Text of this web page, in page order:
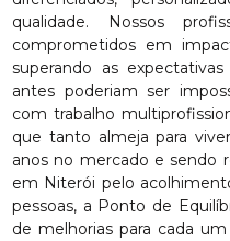
qualidade. Nossos
comprometidos em
superando as
antes poderiam ser
com trabalho
que tanto almeja para
anos no mercado e sendo
em Niterói pelo
pessoas, a Ponto de
de melhorias para cada